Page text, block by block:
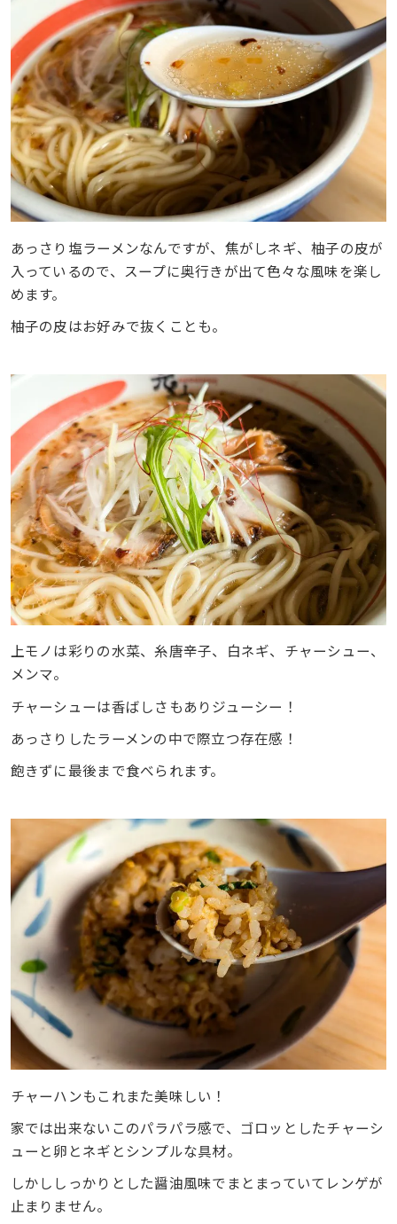
あっさり塩ラーメンなんですが、焦がしネギ、柚子の皮が
入っているので、スープに奥行きが出て色々な風味を楽し
めます。
柚子の皮はお好みで抜くことも。
上モノは彩りの水菜、糸唐辛子、白ネギ、チャーシュー、
メンマ。
チャーシューは香ばしさもありジューシー！
あっさりしたラーメンの中で際立つ存在感！
飽きずに最後まで食べられます。
チャーハンもこれまた美味しい！
家では出来ないこのパラパラ感で、ゴロッとしたチャーシ
ューと卵とネギとシンプルな具材。
しかししっかりとした醤油風味でまとまっていてレンゲが
止まりません。